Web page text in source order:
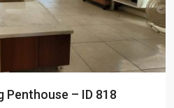
– ID 818